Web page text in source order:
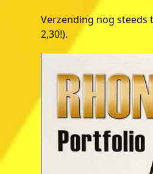
Verzending nog steeds
2,30!).